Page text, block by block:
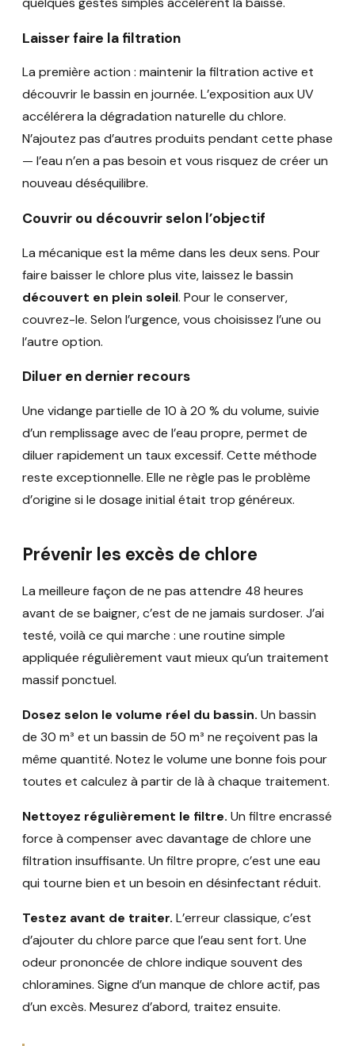
Laisser faire la filtration
La première action : maintenir la filtration active et
découvrir le bassin en journée. L’exposition aux UV
accélérera la dégradation naturelle du chlore.
N’ajoutez pas d’autres produits pendant cette phase
— l’eau n’en a pas besoin et vous risquez de créer un
nouveau déséquilibre.
Couvrir ou découvrir selon l’objectif
La mécanique est la même dans les deux sens. Pour
faire baisser le chlore plus vite, laissez le bassin
découvert en plein soleil. Pour le conserver,
couvrez-le. Selon l’urgence, vous choisissez l’une ou
l’autre option.
Diluer en dernier recours
Une vidange partielle de 10 à 20 % du volume, suivie
d’un remplissage avec de l’eau propre, permet de
diluer rapidement un taux excessif. Cette méthode
reste exceptionnelle. Elle ne règle pas le problème
d’origine si le dosage initial était trop généreux.
Prévenir les excès de chlore
La meilleure façon de ne pas attendre 48 heures
avant de se baigner, c’est de ne jamais surdoser. J’ai
testé, voilà ce qui marche : une routine simple
appliquée régulièrement vaut mieux qu’un traitement
massif ponctuel.
Dosez selon le volume réel du bassin. Un bassin
de 30 m³ et un bassin de 50 m³ ne reçoivent pas la
même quantité. Notez le volume une bonne fois pour
toutes et calculez à partir de là à chaque traitement.
Nettoyez régulièrement le filtre. Un filtre encrassé
force à compenser avec davantage de chlore une
filtration insuffisante. Un filtre propre, c’est une eau
qui tourne bien et un besoin en désinfectant réduit.
Testez avant de traiter. L’erreur classique, c’est
d’ajouter du chlore parce que l’eau sent fort. Une
odeur prononcée de chlore indique souvent des
chloramines. Signe d’un manque de chlore actif, pas
d’un excès. Mesurez d’abord, traitez ensuite.